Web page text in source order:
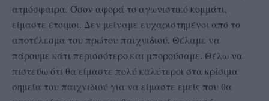
ατμόσφαιρα. Όσον αφορά το αγωνιστικό κομμάτι,
είμαστε έτοιμοι. Δεν μείναμε ευχαριστημένοι από το
αποτέλεσμα του πρώτου παιχνιδιού. Θέλαμε να
πάρουμε κάτι περισσότερο και μπορούσαμε. Θέλω να
πιστεύω ότι θα είμαστε πολύ καλύτεροι στα κρίσιμα
σημεία του παιχνιδιού για να είμαστε εμείς που θα